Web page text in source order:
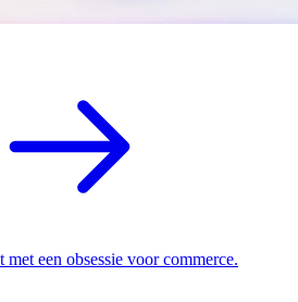
met een obsessie voor commerce.